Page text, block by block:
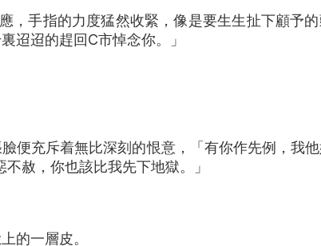
手指的力度猛然收緊，像是要生生扯下顧予的
迢迢的趕回C市悼念你。」
充斥着無比深刻的恨意，「有你作先例，我
赦，你也該比我先下地獄。」
的一層皮。